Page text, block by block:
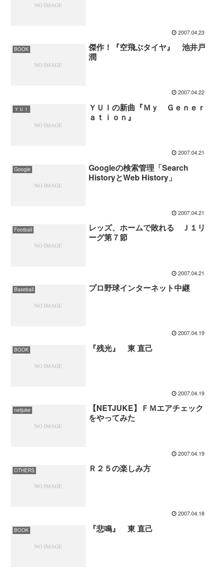
2007.04.23
BOOK
傑作！『空飛ぶタイヤ』 池井戸
潤
2007.04.22
ＹＵＩ
ＹＵＩの新曲『Ｍｙ Ｇｅｎｅｒ
ａｔｉｏｎ』
2007.04.21
Google
Googleの検索管理「Search
HistoryとWeb History」
2007.04.21
Football
レッズ、ホームで敗れる Ｊ１リ
ーグ第７節
2007.04.21
Baseball プロ野球インターネット中継
2007.04.19
BOOK 『残光』 東 直己
2007.04.19
netjuke
【NETJUKE】ＦＭエアチェック
をやってみた
2007.04.19
OTHERS Ｒ２５の楽しみ方
2007.04.18
BOOK 『悲鳴』 東 直己